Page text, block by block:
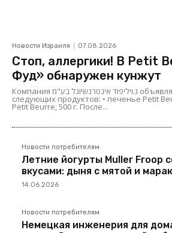
Новости Израиля 07.08.2026
Стоп, аллергики! В Petit
Фуд» обнаружен кунжут
Компания ג.ויליפוד אינטרנשיונל בע"מ объявляет об отзыве
следующих продуктов: • печенье Petit
Petit Beurre, 500 г. После...
Новости потребителям
Летние йогурты Muller Froop
вкусами: дыня с мятой и
14.06.2026
Новости потребителям
Немецкая инженерия для